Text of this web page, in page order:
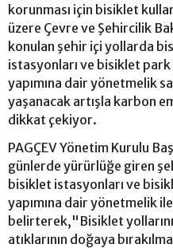
korunması için bisiklet
üzere Çevre ve Şehircilik
konulan şehir içi yollarda
istasyonları ve bisiklet park
yapımına dair yönetmelik
yaşanacak artışla karbon
dikkat çekiyor.
PAGÇEV Yönetim Kurulu
günlerde yürürlüğe giren
bisiklet istasyonları ve
yapımına dair yönetmelik ile
belirterek,"Bisiklet
atıklarının doğaya